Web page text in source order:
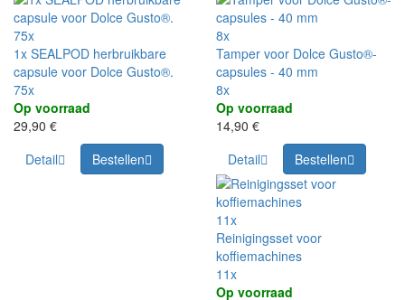
75x
1x SEALPOD herbruikbare
capsule voor Dolce Gusto®.
75x
Op voorraad
29,90 €
Detail
Bestellen
8x
Tamper voor Dolce Gusto®-
capsules - 40 mm
8x
Op voorraad
14,90 €
Detail
Bestellen
11x
Reinigingsset voor
koffiemachines
11x
Op voorraad